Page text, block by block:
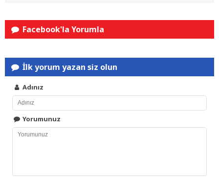
Facebook'la Yorumla
İlk yorum yazan siz olun
Adınız
Yorumunuz